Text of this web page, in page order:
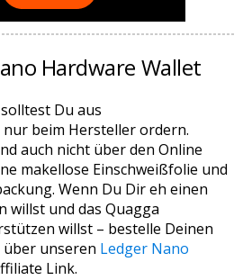
Hardware Wallet
solltest Du aus
beim Hersteller ordern.
auch nicht über den Online
makellose Einschweißfolie und
Wenn Du Dir eh einen
willst und das Quagga
willst – bestelle Deinen
unseren Ledger Nano
Link.